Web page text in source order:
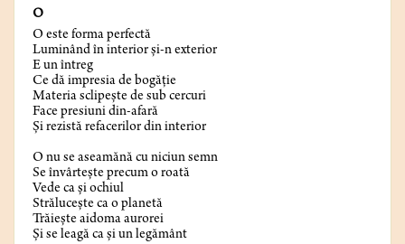
O
O este forma perfectă
Luminând în interior și-n exterior
E un întreg
Ce dă impresia de bogăție
Materia sclipește de sub cercuri
Face presiuni din-afară
Și rezistă refacerilor din interior
O nu se aseamănă cu niciun semn
Se învârtește precum o roată
Vede ca și ochiul
Strălucește ca o planetă
Trăiește aidoma aurorei
Și se leagă ca și un legământ